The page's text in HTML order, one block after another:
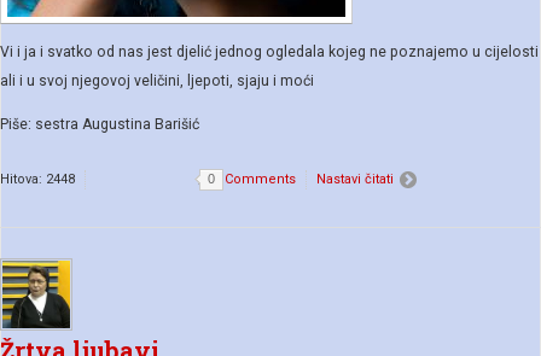
Vi i ja i svatko od nas jest djelić jednog ogledala kojeg ne poznajemo u cijelosti
ali i u svoj njegovoj veličini, ljepoti, sjaju i moći
Piše: sestra Augustina Barišić
Comments Nastavi čitati
Hitova: 2448 0